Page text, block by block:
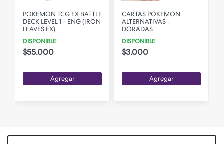
POKEMON TCG EX BATTLE
DECK LEVEL 1 - ENG (IRON
LEAVES EX)
DISPONIBLE
$55.000
Agregar
CARTAS POKEMON
ALTERNATIVAS -
DORADAS
DISPONIBLE
$3.000
Agregar